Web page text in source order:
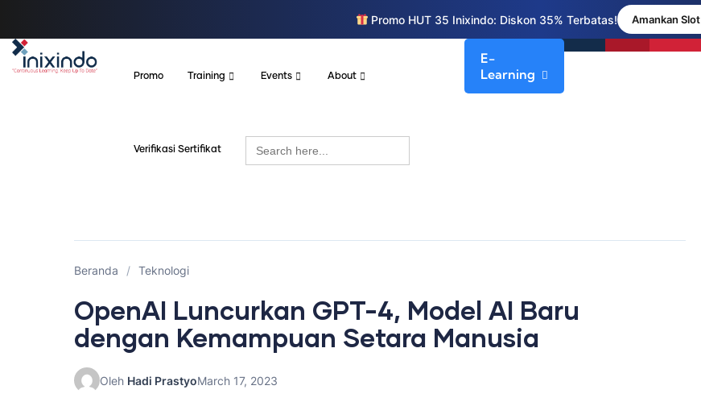
Promo HUT 35 Inixindo: Diskon 35% Terbatas! Amankan Slot
Promo Training Events About
Verifikasi Sertifikat
Search
for:
E-
Learning
Beranda / Teknologi
OpenAI Luncurkan GPT-4, Model AI Baru
dengan Kemampuan Setara Manusia
Oleh Hadi PrastyoMarch 17, 2023